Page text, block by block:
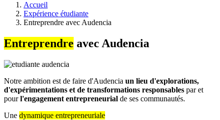
d'Ariane
Accueil
Expérience étudiante
Entreprendre avec Audencia
Entreprendre avec Audencia
Notre ambition est de faire d'Audencia un lieu d'explorations,
d'expérimentations et de transformations responsables par et
pourl'engagement entrepreneurial de ses communautés.
Une dynamique entrepreneuriale